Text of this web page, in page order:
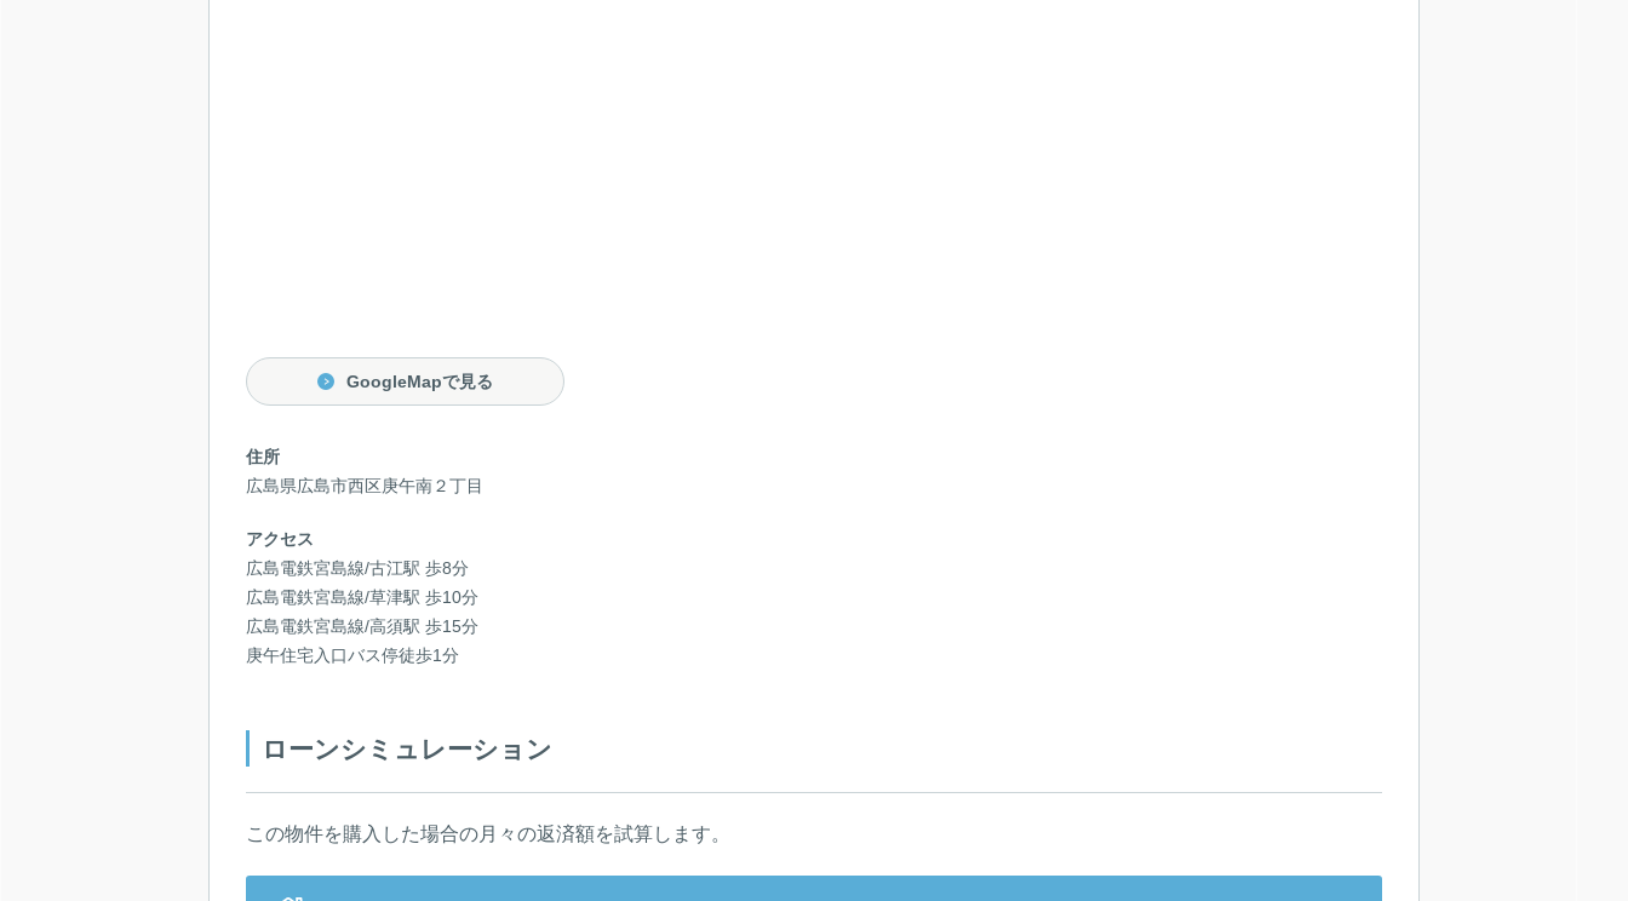
GoogleMapで見る
住所
広島県広島市西区庚午南２丁目
アクセス
広島電鉄宮島線/古江駅 歩8分
広島電鉄宮島線/草津駅 歩10分
広島電鉄宮島線/高須駅 歩15分
庚午住宅入口バス停徒歩1分
ローンシミュレーション
この物件を購入した場合の月々の返済額を試算します。